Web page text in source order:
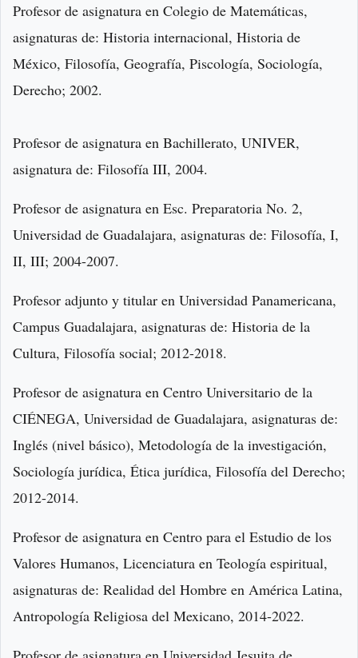
Profesor de asignatura en Colegio de Matemáticas,
asignaturas de: Historia internacional, Historia de
México, Filosofía, Geografía, Piscología, Sociología,
Derecho; 2002.
Profesor de asignatura en Bachillerato, UNIVER,
asignatura de: Filosofía III, 2004.
Profesor de asignatura en Esc. Preparatoria No. 2,
Universidad de Guadalajara, asignaturas de: Filosofía, I,
II, III; 2004-2007.
Profesor adjunto y titular en Universidad Panamericana,
Campus Guadalajara, asignaturas de: Historia de la
Cultura, Filosofía social; 2012-2018.
Profesor de asignatura en Centro Universitario de la
CIÉNEGA, Universidad de Guadalajara, asignaturas de:
Inglés (nivel básico), Metodología de la investigación,
Sociología jurídica, Ética jurídica, Filosofía del Derecho;
2012-2014.
Profesor de asignatura en Centro para el Estudio de los
Valores Humanos, Licenciatura en Teología espiritual,
asignaturas de: Realidad del Hombre en América Latina,
Antropología Religiosa del Mexicano, 2014-2022.